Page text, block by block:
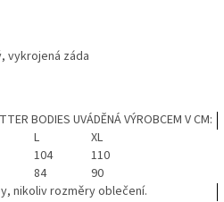
záda
BODIES UVÁDĚNÁ VÝROBCEM V CM:
L
XL
104
110
84
90
nikoliv rozměry oblečení.